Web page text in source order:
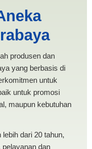
ANEKA
produsen dan
yang berbasis di
untuk
untuk promosi
maupun kebutuhan
dari 20 tahun,
dan